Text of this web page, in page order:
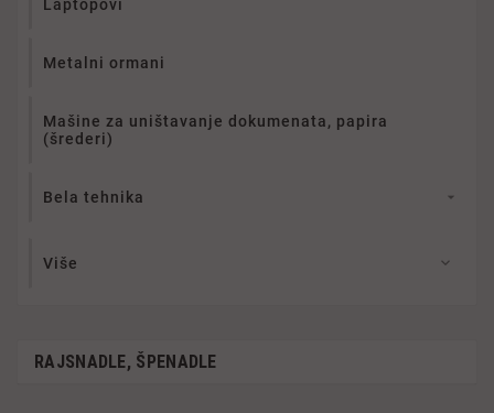
Laptopovi
Metalni ormani
Mašine za uništavanje dokumenata, papira
(šrederi)
Bela tehnika 
Više 
RAJSNADLE, ŠPENADLE